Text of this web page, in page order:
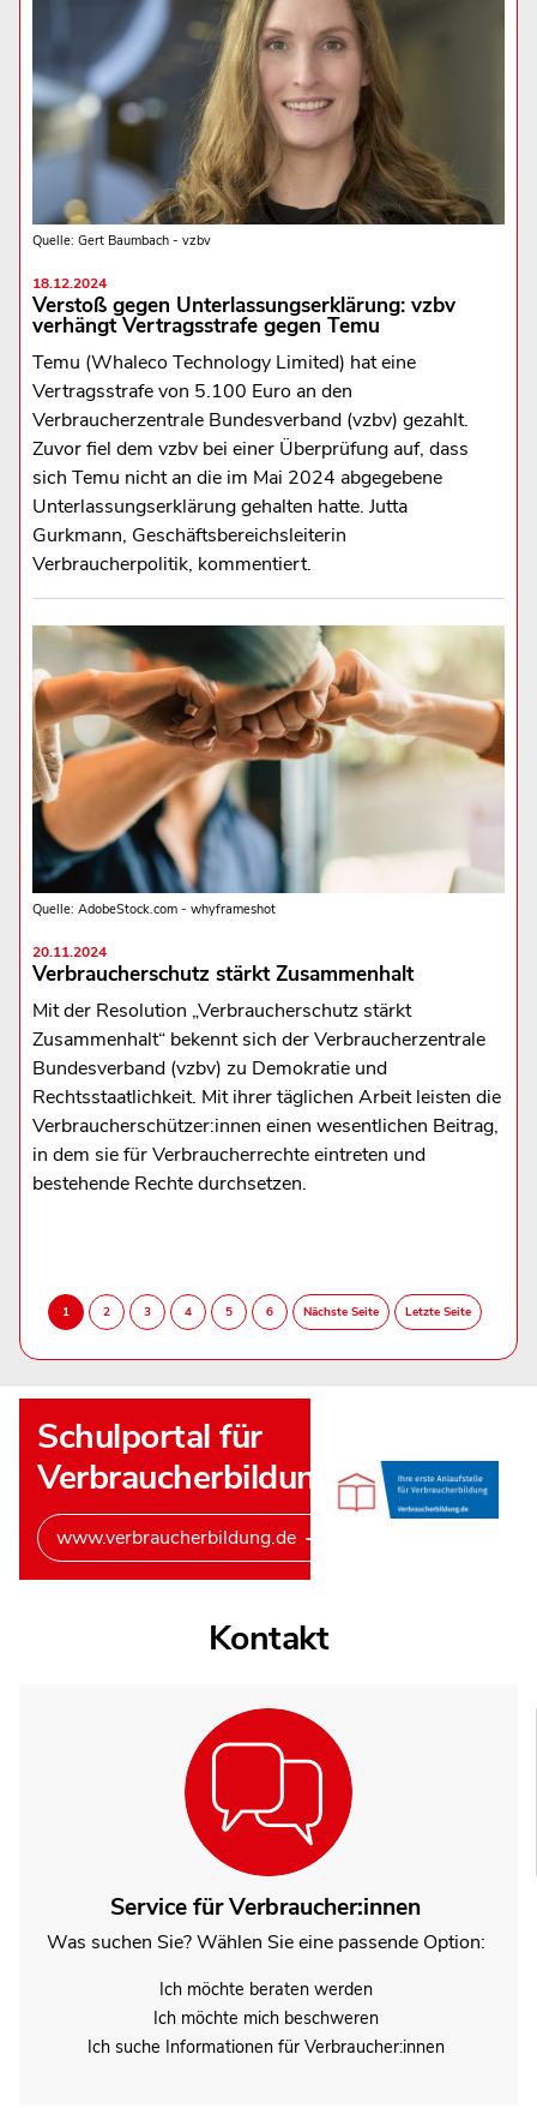
Quelle: Gert Baumbach - vzbv
18.12.2024
Verstoß gegen Unterlassungserklärung: vzbv
verhängt Vertragsstrafe gegen Temu
Temu (Whaleco Technology Limited) hat eine
Vertragsstrafe von 5.100 Euro an den
Verbraucherzentrale Bundesverband (vzbv) gezahlt.
Zuvor fiel dem vzbv bei einer Überprüfung auf, dass
sich Temu nicht an die im Mai 2024 abgegebene
Unterlassungserklärung gehalten hatte. Jutta
Gurkmann, Geschäftsbereichsleiterin
Verbraucherpolitik, kommentiert.
Quelle: AdobeStock.com - whyframeshot
20.11.2024
Verbraucherschutz stärkt Zusammenhalt
Mit der Resolution „Verbraucherschutz stärkt
Zusammenhalt“ bekennt sich der Verbraucherzentrale
Bundesverband (vzbv) zu Demokratie und
Rechtsstaatlichkeit. Mit ihrer täglichen Arbeit leisten die
Verbraucherschützer:innen einen wesentlichen Beitrag,
in dem sie für Verbraucherrechte eintreten und
bestehende Rechte durchsetzen.
Schulportal für
Verbraucherbildung
www.verbraucherbildung.de
Kontakt
Service für Verbraucher:innen
Was suchen Sie? Wählen Sie eine passende Option:
Ich möchte beraten werden
Ich möchte mich beschweren
Ich suche Informationen für Verbraucher:innen